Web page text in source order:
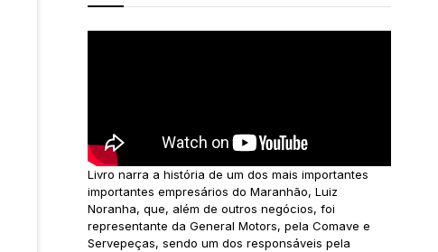
Livro narra a história de um dos mais importantes
importantes empresários do Maranhão, Luiz
Noranha, que, além de outros negócios, foi
representante da General Motors, pela Comave e
Servepeças, sendo um dos responsáveis pela